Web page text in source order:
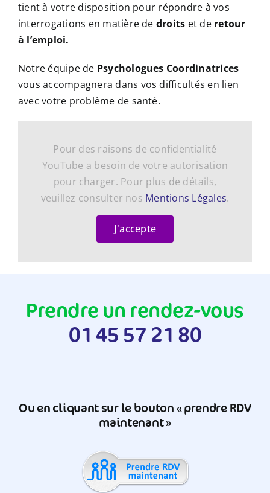
tient à votre disposition pour répondre à vos
interrogations en matière de droits et de retour
à l’emploi.
Notre équipe de Psychologues Coordinatrices
vous accompagnera dans vos difficultés en lien
avec votre problème de santé.
Pour des raisons de confidentialité
YouTube a besoin de votre autorisation
pour charger. Pour plus de détails,
veuillez consulter nos Mentions Légales.
J'accepte
Prendre un rendez-vous
01 45 57 21 80
Ou en cliquant sur le bouton « prendre RDV
maintenant »